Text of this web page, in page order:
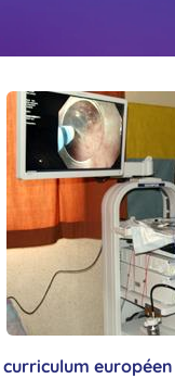
curriculum européen